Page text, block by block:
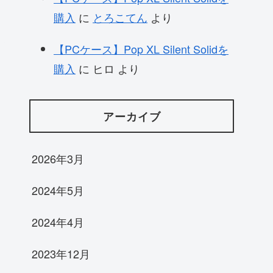
購入 に とろこてん より
【PCケース】Pop XL Silent Solidを
購入 に ヒロ より
アーカイブ
2026年3月
2024年5月
2024年4月
2023年12月